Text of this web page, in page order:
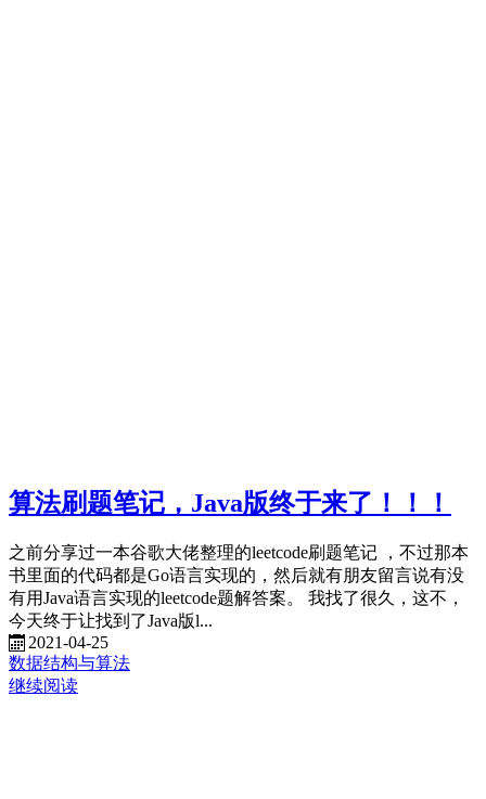
算法刷题笔记，Java版终于来了！！！
之前分享过一本谷歌大佬整理的leetcode刷题笔记 ，不过那本
书里面的代码都是Go语言实现的，然后就有朋友留言说有没
有用Java语言实现的leetcode题解答案。 我找了很久，这不，
今天终于让找到了Java版l...
2021-04-25
数据结构与算法
继续阅读